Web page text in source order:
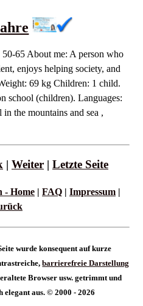
65 About me: A person who
enjoys helping society, and
69 kg Children: 1 child.
school (children). Languages:
the mountains and sea ,
| Weiter | Letzte Seite
- Home | FAQ | Impressum |
wurde konsequent auf kurze
barrierefreie Darstellung
Browser usw. getrimmt und
aus. © 2000 - 2026